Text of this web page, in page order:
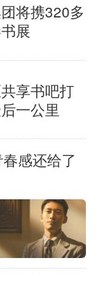
重庆
宁夏
عربى
한국어
将携320多
展
享书吧打
一公里
感还给了